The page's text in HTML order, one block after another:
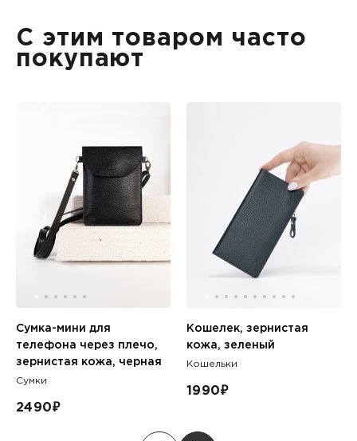
С этим товаром часто
покупают
Сумка-мини для
телефона через плечо,
зернистая кожа, черная
Сумки
2490₽
Кошелек, зернистая
кожа, зеленый
Кошельки
1990₽